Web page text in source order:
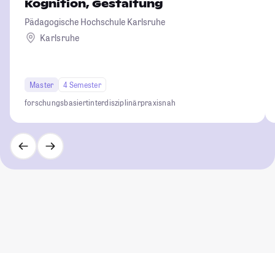
Kognition, Gestaltung
Pädagogische Hochschule Karlsruhe
Karlsruhe
Master
4 Semester
forschungsbasiertinterdisziplinärpraxisnah